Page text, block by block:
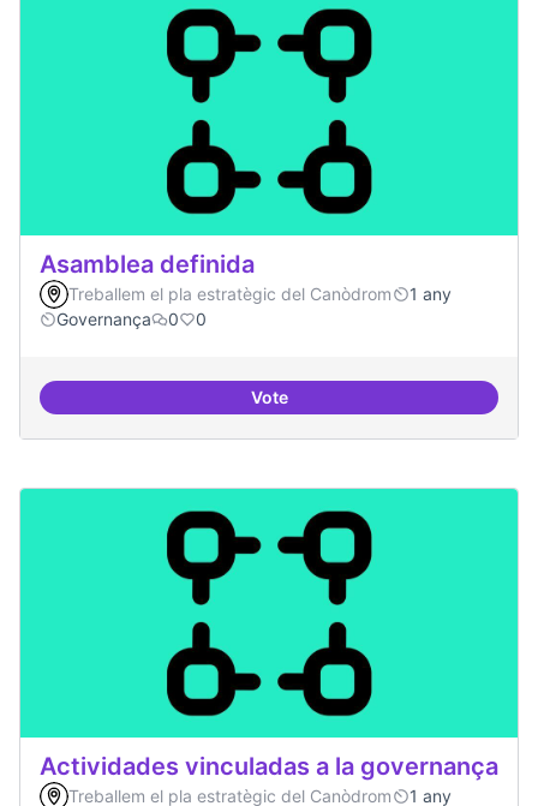
Asamblea definida
Treballem el pla estratègic del Canòdrom
1 any
Governança
0 0
VoteAsamblea definida
Actividades vinculadas a la governança
Treballem el pla estratègic del Canòdrom
1 any